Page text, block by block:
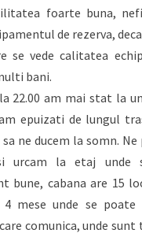
foarte buna,
de rezerva,
se vede calitatea
bani.
am mai stat la
epuizati de lungul
ne ducem la somn.
urcam la etaj unde
bune, cabana are 15
mese unde se poate
comunica, unde